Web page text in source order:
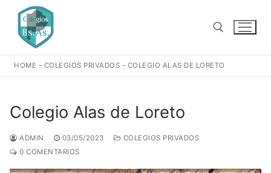
contenido
HOME - COLEGIOS PRIVADOS - COLEGIO ALAS DE LORETO
Colegio Alas de Loreto
ADMIN 03/05/2023
COLEGIOS PRIVADOS
0 COMENTARIOS